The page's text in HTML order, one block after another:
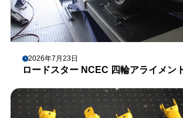
2026年7月23日
ロードスター NCEC 四輪アライメン